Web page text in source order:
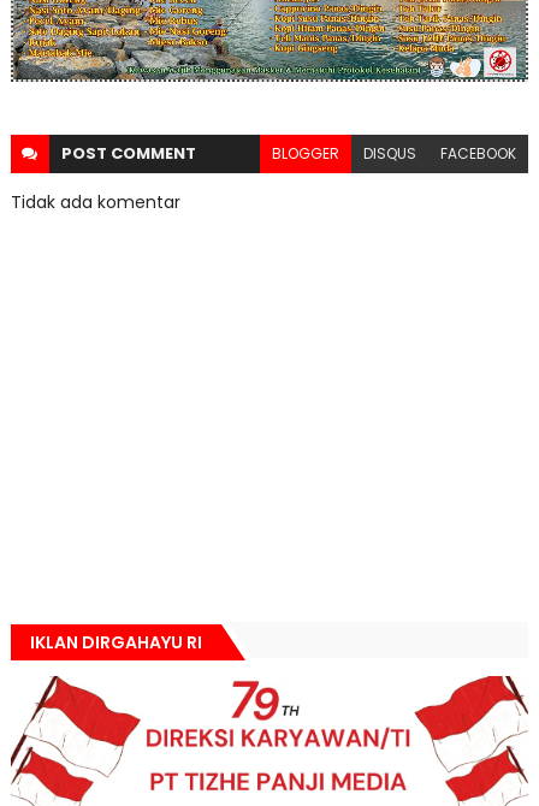
POST COMMENT BLOGGER DISQUS FACEBOOK
Tidak ada komentar
IKLAN DIRGAHAYU RI